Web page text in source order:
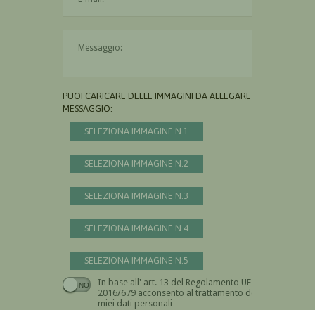
PUOI CARICARE DELLE IMMAGINI DA ALLEGARE AL
MESSAGGIO:
SELEZIONA IMMAGINE N.1
SELEZIONA IMMAGINE N.2
SELEZIONA IMMAGINE N.3
SELEZIONA IMMAGINE N.4
SELEZIONA IMMAGINE N.5
In base all' art. 13 del Regolamento UE n.
2016/679 acconsento al trattamento dei
miei dati personali
Devi dare il consenso